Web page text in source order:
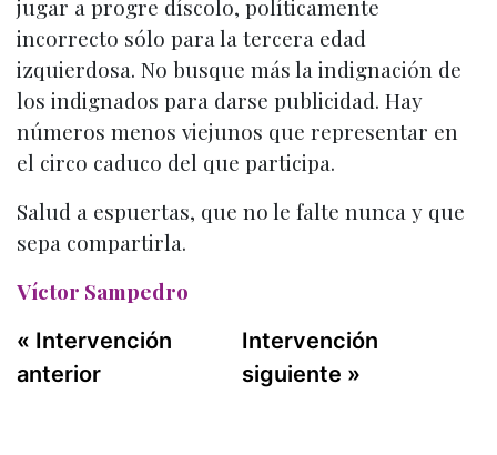
jugar a progre díscolo, políticamente
incorrecto sólo para la tercera edad
izquierdosa. No busque más la indignación de
los indignados para darse publicidad. Hay
números menos viejunos que representar en
el circo caduco del que participa.
Salud a espuertas, que no le falte nunca y que
sepa compartirla.
Víctor Sampedro
« Intervención
anterior
Intervención
siguiente »